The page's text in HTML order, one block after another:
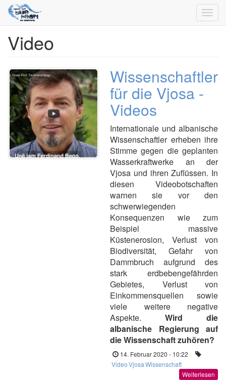
Direkt
zum
Video
Wissenschaftler
für die Vjosa -
Videos
Internationale und albanische
Wissenschaftler erheben ihre
Stimme gegen die geplanten
Wasserkraftwerke an der
Vjosa und ihren Zuflüssen. In
diesen Videobotschaften
warnen sie vor den
schwerwiegenden
Konsequenzen wie zum
Beispiel massive
Küstenerosion, Verlust von
Biodiversität, Gefahr von
Dammbruch aufgrund des
stark erdbebengefährden
Gebietes, Verlust von
Einkommensquellen sowie
viele weitere negative
Aspekte. Wird die
albanische Regierung auf
die Wissenschaft zuhören?
14. Februar 2020 - 10:22
VideoVjosaWissenschaft
Weiterlesen